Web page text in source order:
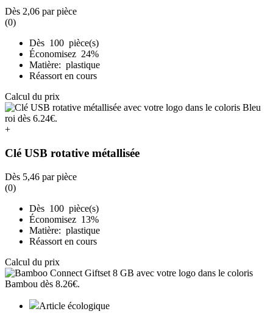
Dès 2,06 par pièce
(0)
Dès 100 pièce(s)
Économisez 24%
Matière: plastique
Réassort en cours
Calcul du prix
+
Clé USB rotative métallisée
Dès 5,46 par pièce
(0)
Dès 100 pièce(s)
Économisez 13%
Matière: plastique
Réassort en cours
Calcul du prix
Article écologique